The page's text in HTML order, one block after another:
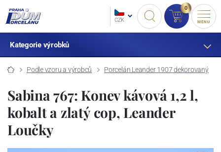
CZK
0
MENU
Kategorie výrobků
Podle vzoru a výrobců Porcelán Leander 1907 dekorovaný
Sabina 767: Konev kávová 1,2 l,
kobalt a zlatý cop, Leander
Loučky